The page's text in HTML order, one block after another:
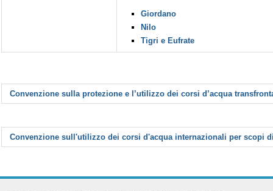
Giordano
Nilo
Tigri e Eufrate
Convenzione sulla protezione e l’utilizzo dei corsi d’acqua
Convenzione sull'utilizzo dei corsi d'acqua internazionali per scopi